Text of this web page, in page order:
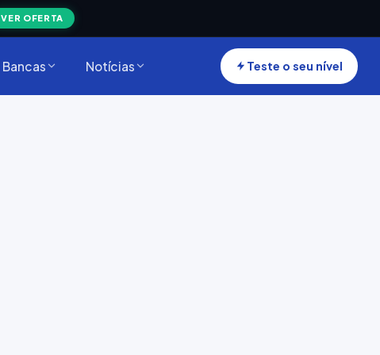
VER OFERTA
Bancas Notícias Teste o seu nível